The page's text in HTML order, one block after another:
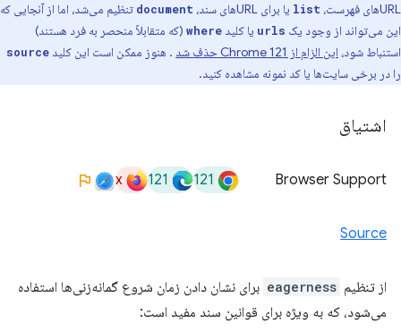
URLهای فهرست،
list یا برای URLهای سند، document تنظیم می‌شد، اما از آنجایی که
این می‌تواند از وجود یک urls یا کلید where (که متقابلاً منحصر به فرد هستند)
استنباط شود، این الزام از Chrome 121 حذف شد . هنوز ممکن است این کلید source
را در برخی سایت‌ها یا کد نمونه مشاهده کنید.
اشتیاق
Browser Support
121
121
x
Source
از تنظیم eagerness برای نشان دادن زمان شروع گمانه‌زنی‌ها استفاده
می‌شود، که به ویژه برای قوانین سند مفید است: